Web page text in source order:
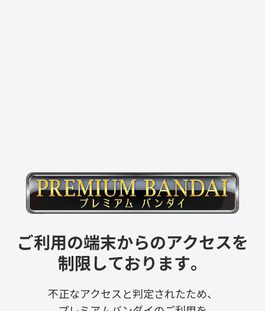
ご利用の端末からのアクセスを
制限しております。
不正なアクセスと判定されたため、